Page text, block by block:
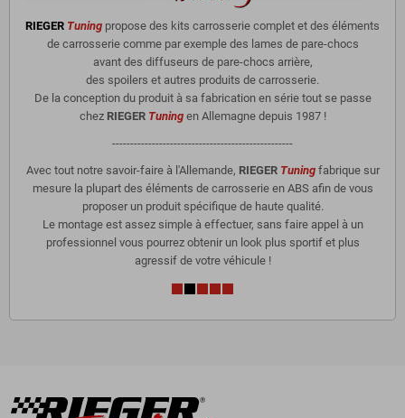
RIEGER Tuning propose des kits carrosserie complet et des éléments
de carrosserie comme par exemple des lames de pare-chocs
avant des diffuseurs de pare-chocs arrière,
des spoilers et autres produits de carrosserie.
De la conception du produit à sa fabrication en série tout se passe
chez RIEGER Tuningen Allemagne depuis 1987 !
--------------------------------------------------
Avec tout notre savoir-faire à l'Allemande, RIEGER Tuning fabrique sur
mesure la plupart des éléments de carrosserie en ABS afin de vous
proposer un produit spécifique de haute qualité.
Le montage est assez simple à effectuer, sans faire appel à un
professionnel vous pourrez obtenir un look plus sportif et plus
agressif de votre véhicule !